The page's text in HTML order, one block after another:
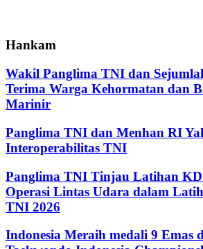
Hankam
Wakil Panglima TNI dan
Terima Warga Kehormatan dan
Marinir
Panglima TNI dan Menhan RI
Interoperabilitas TNI
Panglima TNI Tinjau Latihan
Operasi Lintas Udara dalam
TNI 2026
Indonesia Meraih medali 9 Emas